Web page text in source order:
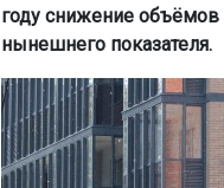
году снижение объёмов
нынешнего показателя.